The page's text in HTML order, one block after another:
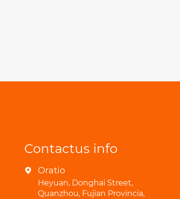
Contactus info
 Oratio
Heyuan, Donghai Street,
Quanzhou, Fujian Provincia,